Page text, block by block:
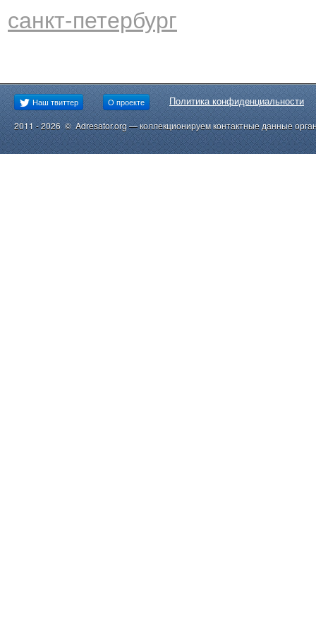
санкт-петербург
Наш твиттер О проекте Политика конфиденциальности
2011 - 2026 © Adresator.org — коллекционируем контактные данные